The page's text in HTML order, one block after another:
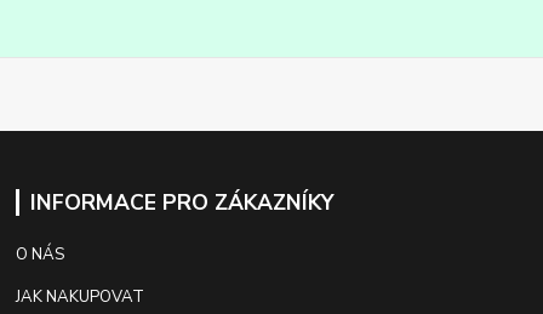
INFORMACE PRO ZÁKAZNÍKY
O NÁS
JAK NAKUPOVAT